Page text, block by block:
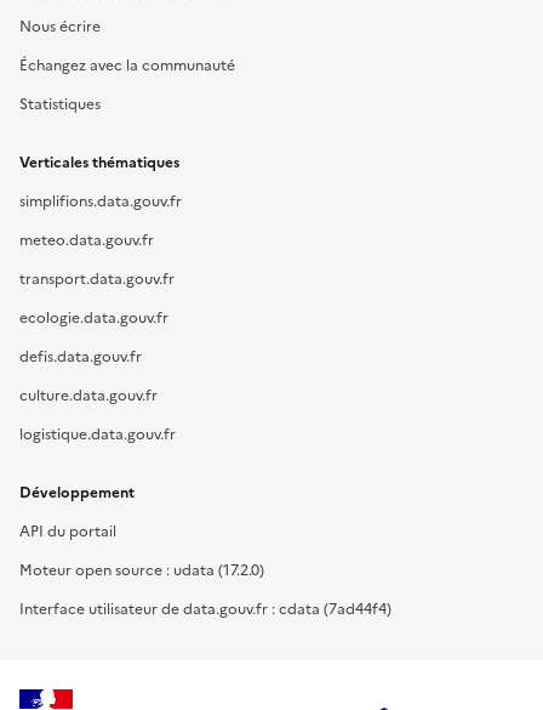
Nous écrire
Échangez avec la communauté
Statistiques
Verticales thématiques
simplifions.data.gouv.fr
meteo.data.gouv.fr
transport.data.gouv.fr
ecologie.data.gouv.fr
defis.data.gouv.fr
culture.data.gouv.fr
logistique.data.gouv.fr
Développement
API du portail
Moteur open source : udata (17.2.0)
Interface utilisateur de data.gouv.fr : cdata (7ad44f4)